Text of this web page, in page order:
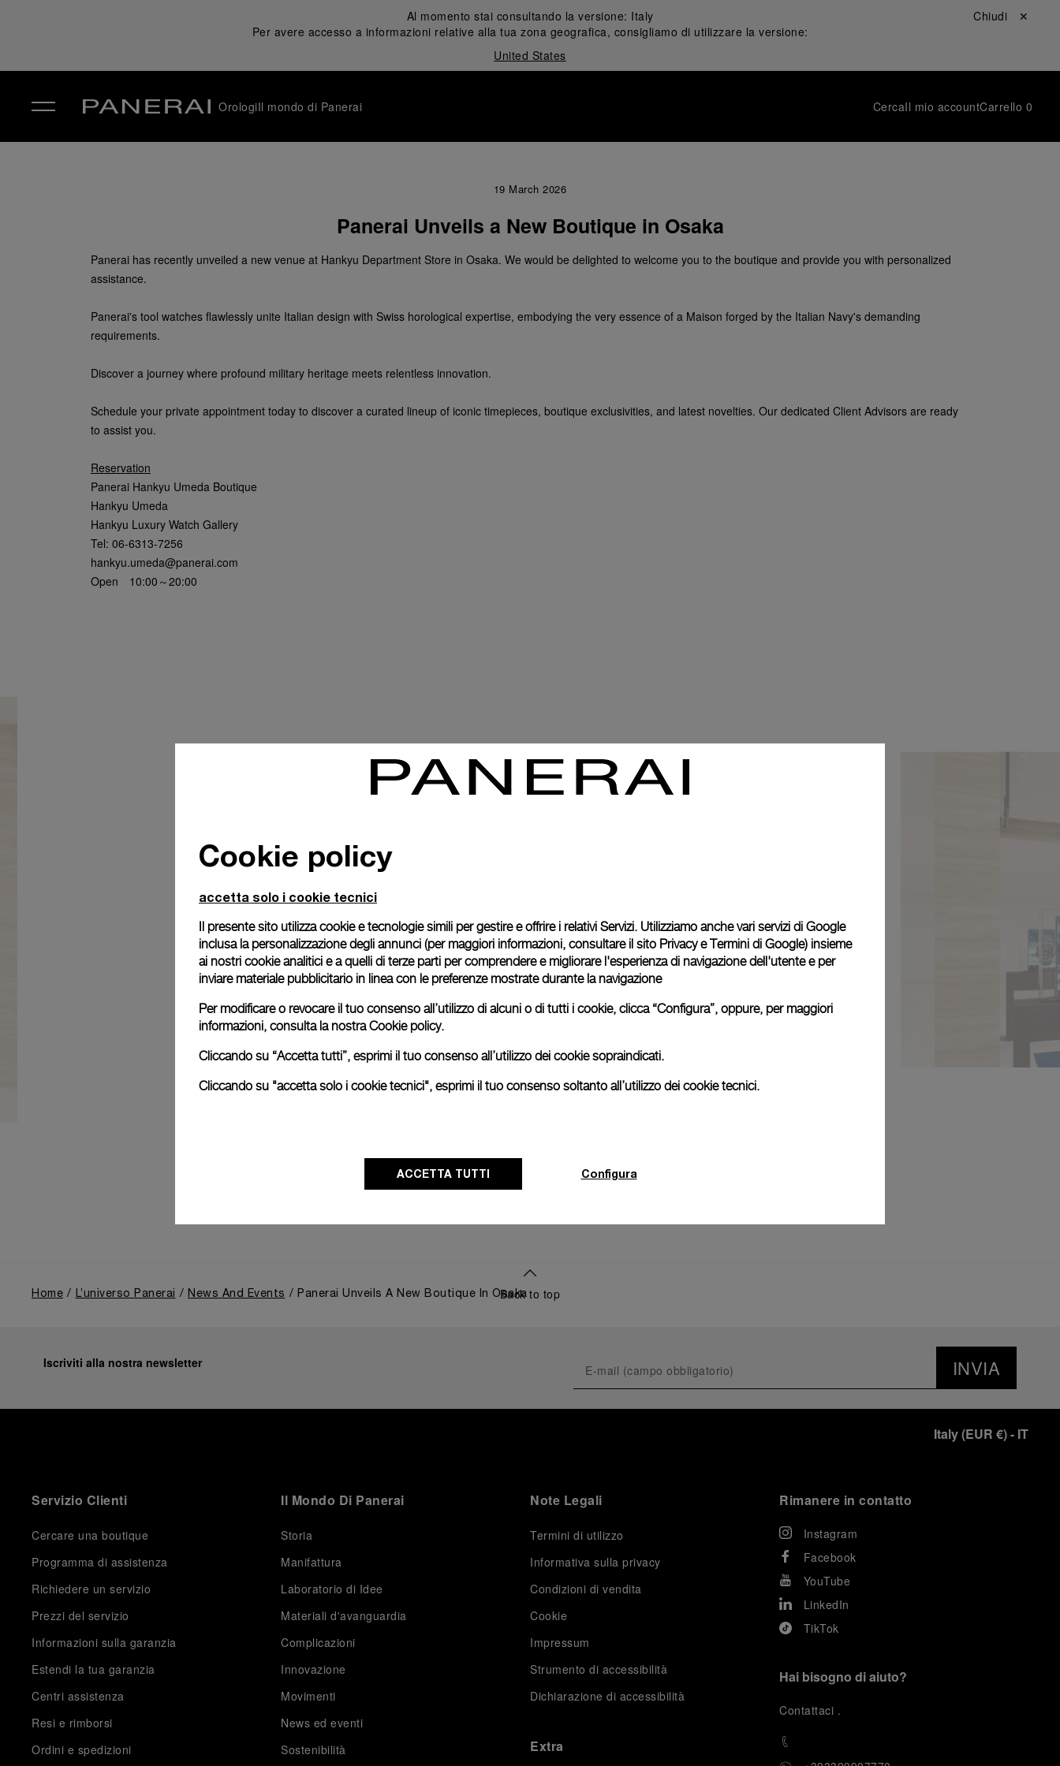
Al momento stai consultando la versione: Italy
Per avere accesso a informazioni relative alla tua zona geografica, consigliamo di utilizzare la versione:
United States
Chiudi ✕
OrologiIl mondo di Panerai CercaIl mio accountCarrello 0
19 March 2026
Panerai Unveils a New Boutique in Osaka
Panerai has recently unveiled a new venue at Hankyu Department Store in Osaka. We would be delighted to welcome you to the boutique and provide you with personalized
assistance.
Panerai's tool watches flawlessly unite Italian design with Swiss horological expertise, embodying the very essence of a Maison forged by the Italian Navy's demanding
requirements.
Discover a journey where profound military heritage meets relentless innovation.
Schedule your private appointment today to discover a curated lineup of iconic timepieces, boutique exclusivities, and latest novelties. Our dedicated Client Advisors are ready
to assist you.
Reservation
Panerai Hankyu Umeda Boutique
Hankyu Umeda
Hankyu Luxury Watch Gallery
Tel: 06-6313-7256
hankyu.umeda@panerai.com
Open 10:00～20:00
Home L’universo Panerai News And Events Panerai Unveils A New Boutique In OsakaBack to top
Iscriviti alla nostra newsletter INVIA
Italy(EUR €)- IT
Servizio Clienti
Cercare una boutique
Programma di assistenza
Richiedere un servizio
Prezzi del servizio
Informazioni sulla garanzia
Estendi la tua garanzia
Centri assistenza
Resi e rimborsi
Ordini e spedizioni
Il Mondo Di Panerai
Storia
Manifattura
Laboratorio di Idee
Materiali d'avanguardia
Complicazioni
Innovazione
Movimenti
News ed eventi
Sostenibilità
Note Legali
Termini di utilizzo
Informativa sulla privacy
Condizioni di vendita
Cookie
Impressum
Strumento di accessibilità
Dichiarazione di accessibilità
Extra
Rimanere in contatto
Instagram
Facebook
YouTube
LinkedIn
TikTok
Hai bisogno di aiuto?
Contattaci .
Cookie policy
accetta solo i cookie tecnici
Il presente sito utilizza cookie e tecnologie simili per gestire e offrire i relativi Servizi. Utilizziamo anche vari servizi di Google
inclusa la personalizzazione degli annunci (per maggiori informazioni, consultare il sito Privacy e Termini di Google) insieme
ai nostri cookie analitici e a quelli di terze parti per comprendere e migliorare l'esperienza di navigazione dell'utente e per
inviare materiale pubblicitario in linea con le preferenze mostrate durante la navigazione
Per modificare o revocare il tuo consenso all’utilizzo di alcuni o di tutti i cookie, clicca “Configura”, oppure, per maggiori
informazioni, consulta la nostraCookie policy.
Cliccando su “Accetta tutti”, esprimi il tuo consenso all’utilizzo dei cookie sopraindicati.
Cliccando su "accetta solo i cookie tecnici", esprimi il tuo consenso soltanto all’utilizzo dei cookie tecnici.
ACCETTA TUTTI Configura